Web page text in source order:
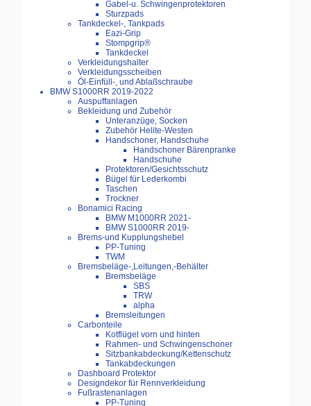
Gabel-u. Schwingenprotektoren
Sturzpads
Tankdeckel-, Tankpads
Eazi-Grip
Stompgrip®
Tankdeckel
Verkleidungshalter
Verkleidungsscheiben
Öl-Einfüll-, und Ablaßschraube
BMW S1000RR 2019-2022
Auspuffanlagen
Bekleidung und Zubehör
Unteranzüge, Socken
Zubehör Helite-Westen
Handschoner, Handschuhe
Handschoner Bärenpranke
Handschuhe
Protektoren/Gesichtsschutz
Bügel für Lederkombi
Taschen
Trockner
Bonamici Racing
BMW M1000RR 2021-
BMW S1000RR 2019-
Brems-und Kupplungshebel
PP-Tuning
TWM
Bremsbeläge-,Leitungen,-Behälter
Bremsbeläge
SBS
TRW
alpha
Bremsleitungen
Carbonteile
Kotflügel vorn und hinten
Rahmen- und Schwingenschoner
Sitzbankabdeckung/Kettenschutz
Tankabdeckungen
Dashboard Protektor
Designdekor für Rennverkleidung
Fußrastenanlagen
PP-Tuning